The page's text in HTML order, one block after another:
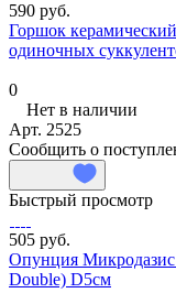
590 руб.
Горшок
одиночных
0
Нет в наличии
Арт. 2525
Сообщить о
Быстрый просмотр
505 руб.
Опунция Микродазис
Double) D5см